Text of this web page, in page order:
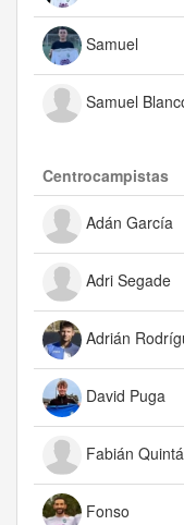
Samuel
Samuel
Centrocampistas
Adán García
Adri Segade
Adrián
David Puga
Fabián
Fonso